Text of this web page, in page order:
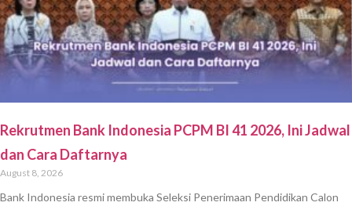
Rekrutmen Bank Indonesia PCPM BI 41 2026, Ini Jadwal
dan Cara Daftarnya
August 8, 2026
Bank Indonesia resmi membuka Seleksi Penerimaan Pendidikan Calon